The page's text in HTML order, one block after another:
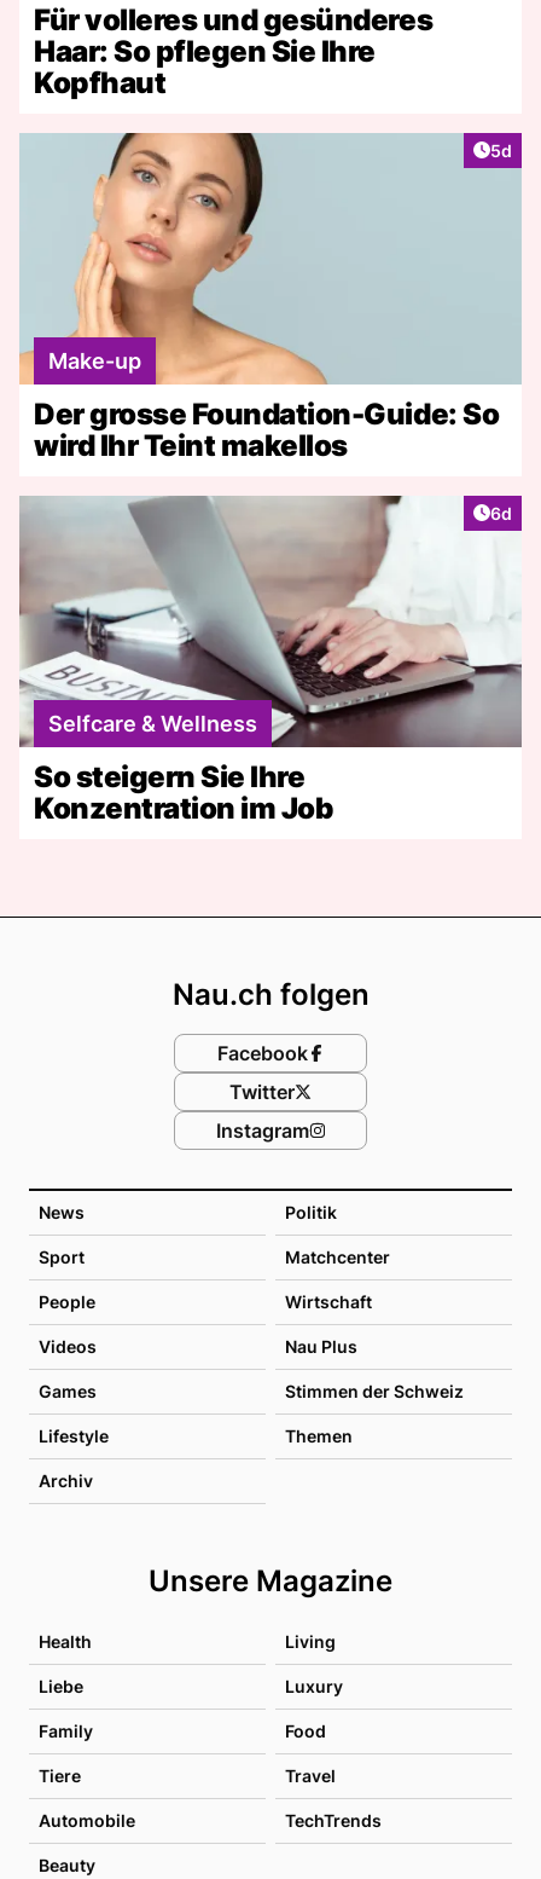
Für volleres und gesünderes
Haar: So pflegen Sie Ihre
Kopfhaut
5d
Make-up
Der grosse Foundation-Guide: So
wird Ihr Teint makellos
6d
Selfcare & Wellness
So steigern Sie Ihre
Konzentration im Job
News Politik
Sport Matchcenter
People Wirtschaft
Videos Nau Plus
Games Stimmen der Schweiz
Lifestyle Themen
Archiv
Unsere Magazine
Health Living
Liebe Luxury
Family Food
Tiere Travel
Automobile TechTrends
Beauty
Nau.ch folgen
Facebook
Twitter
Instagram